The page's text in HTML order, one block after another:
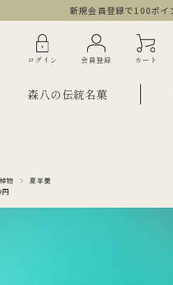
新規会員登録で100ポイ
ログイン 会員登録 カート
ンショップ限定商品
子
森八の伝統名菓
物
夏羊羹
円